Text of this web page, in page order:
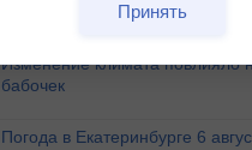
Изменение климата повлияло
бабочек
Погода в Екатеринбурге 6
Принять